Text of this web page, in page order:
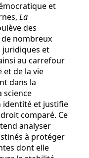
et
La
des
nombreux
juridiques et
au carrefour
et de la vie
dans la
science
et justifie
comparé. Ce
analyser
à protéger
dont elle